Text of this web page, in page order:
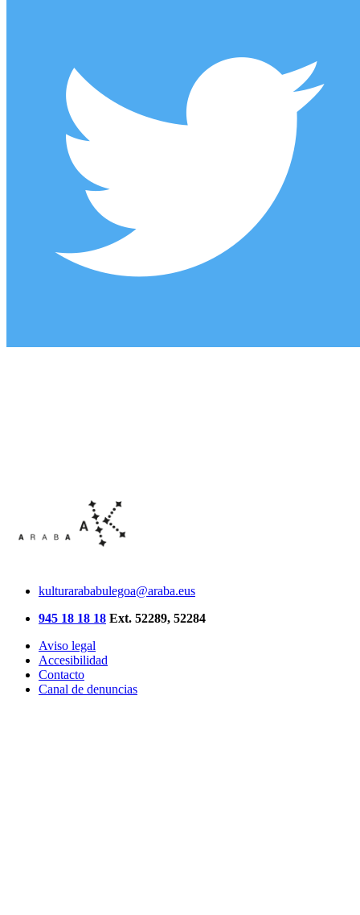
kulturarababulegoa@araba.eus
945 18 18 18 Ext. 52289, 52284
Aviso legal
Accesibilidad
Contacto
Canal de denuncias